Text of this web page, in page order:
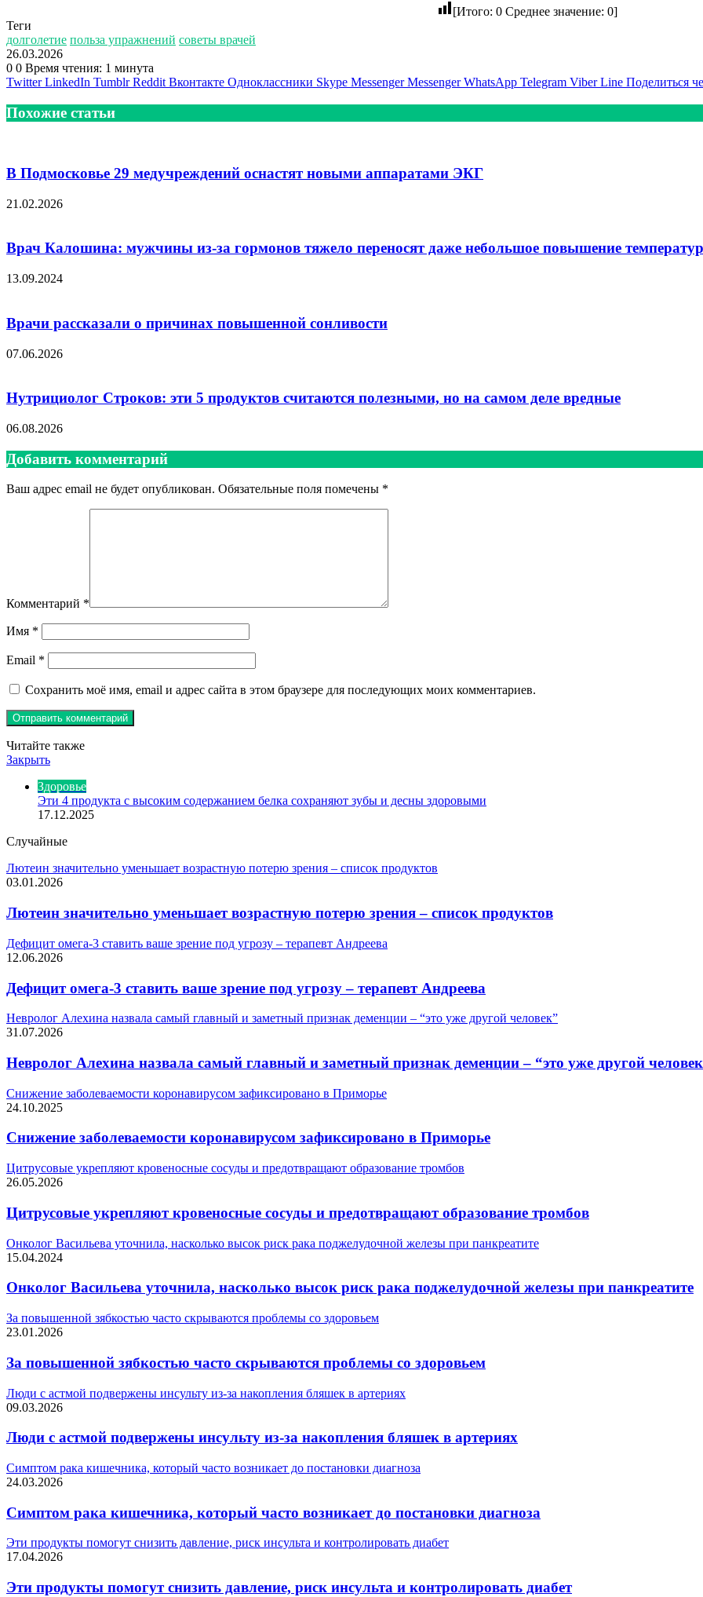
[Итого: 0 Среднее значение: 0]
Теги
долголетие польза упражнений советы врачей
26.03.2026
0 0 Время чтения: 1 минута
Twitter LinkedIn Tumblr Reddit Вконтакте Одноклассники Skype Messenger Messenger WhatsApp Telegram Viber Line Поделиться
Похожие статьи
В Подмосковье 29 медучреждений оснастят новыми аппаратами ЭКГ
21.02.2026
Врач Калошина: мужчины из-за гормонов тяжело переносят даже небольшое повышение
13.09.2024
Врачи рассказали о причинах повышенной сонливости
07.06.2026
Нутрициолог Строков: эти 5 продуктов считаются полезными, но на самом деле вредные
06.08.2026
Добавить комментарий
Ваш адрес email не будет опубликован. Обязательные поля помечены *
Комментарий *
Имя *
Email *
Сохранить моё имя, email и адрес сайта в этом браузере для последующих моих комментариев.
Читайте также
Закрыть
Здоровье
Эти 4 продукта с высоким содержанием белка сохраняют зубы и десны здоровыми
17.12.2025
Случайные
Лютеин значительно уменьшает возрастную потерю зрения – список продуктов
03.01.2026
Лютеин значительно уменьшает возрастную потерю зрения – список продуктов
Дефицит омега-3 ставить ваше зрение под угрозу – терапевт Андреева
12.06.2026
Дефицит омега-3 ставить ваше зрение под угрозу – терапевт Андреева
Невролог Алехина назвала самый главный и заметный признак деменции – “это уже другой человек”
31.07.2026
Невролог Алехина назвала самый главный и заметный признак деменции – “это уже другой
Снижение заболеваемости коронавирусом зафиксировано в Приморье
24.10.2025
Снижение заболеваемости коронавирусом зафиксировано в Приморье
Цитрусовые укрепляют кровеносные сосуды и предотвращают образование тромбов
26.05.2026
Цитрусовые укрепляют кровеносные сосуды и предотвращают образование тромбов
Онколог Васильева уточнила, насколько высок риск рака поджелудочной железы при панкреатите
15.04.2024
Онколог Васильева уточнила, насколько высок риск рака поджелудочной железы при панкреатите
За повышенной зябкостью часто скрываются проблемы со здоровьем
23.01.2026
За повышенной зябкостью часто скрываются проблемы со здоровьем
Люди с астмой подвержены инсульту из-за накопления бляшек в артериях
09.03.2026
Люди с астмой подвержены инсульту из-за накопления бляшек в артериях
Симптом рака кишечника, который часто возникает до постановки диагноза
24.03.2026
Симптом рака кишечника, который часто возникает до постановки диагноза
Эти продукты помогут снизить давление, риск инсульта и контролировать диабет
17.04.2026
Эти продукты помогут снизить давление, риск инсульта и контролировать диабет